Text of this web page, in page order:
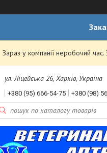
Зараз у компанії неробочий
ул. Ліцейська 26, Харків, Україна
+380 (95) 666-54-75 +380 (98)